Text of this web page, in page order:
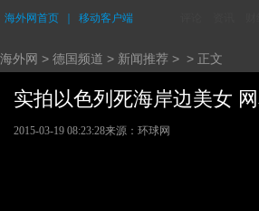
海外网首页 移动客户端
海外网 > 德国频道 > 新闻推荐 > > 正文
实拍以色列死海岸边美女
2015-03-19 08:23:28来源： 环球网